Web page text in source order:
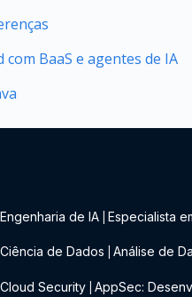
BaaS e agentes de IA
Engenharia de IA Especialista
Ciência de Dados Análise de
Cloud Security AppSec: